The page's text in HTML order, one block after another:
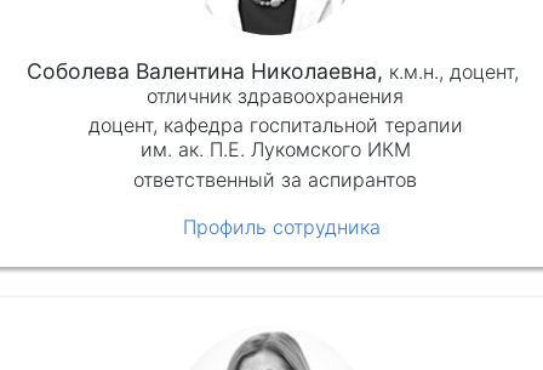
Соболева Валентина Николаевна, к.м.н., доцент,
отличник здравоохранения
доцент, кафедра госпитальной терапии
им. ак. П.Е. Лукомского ИКМ
ответственный за аспирантов
Профиль сотрудника